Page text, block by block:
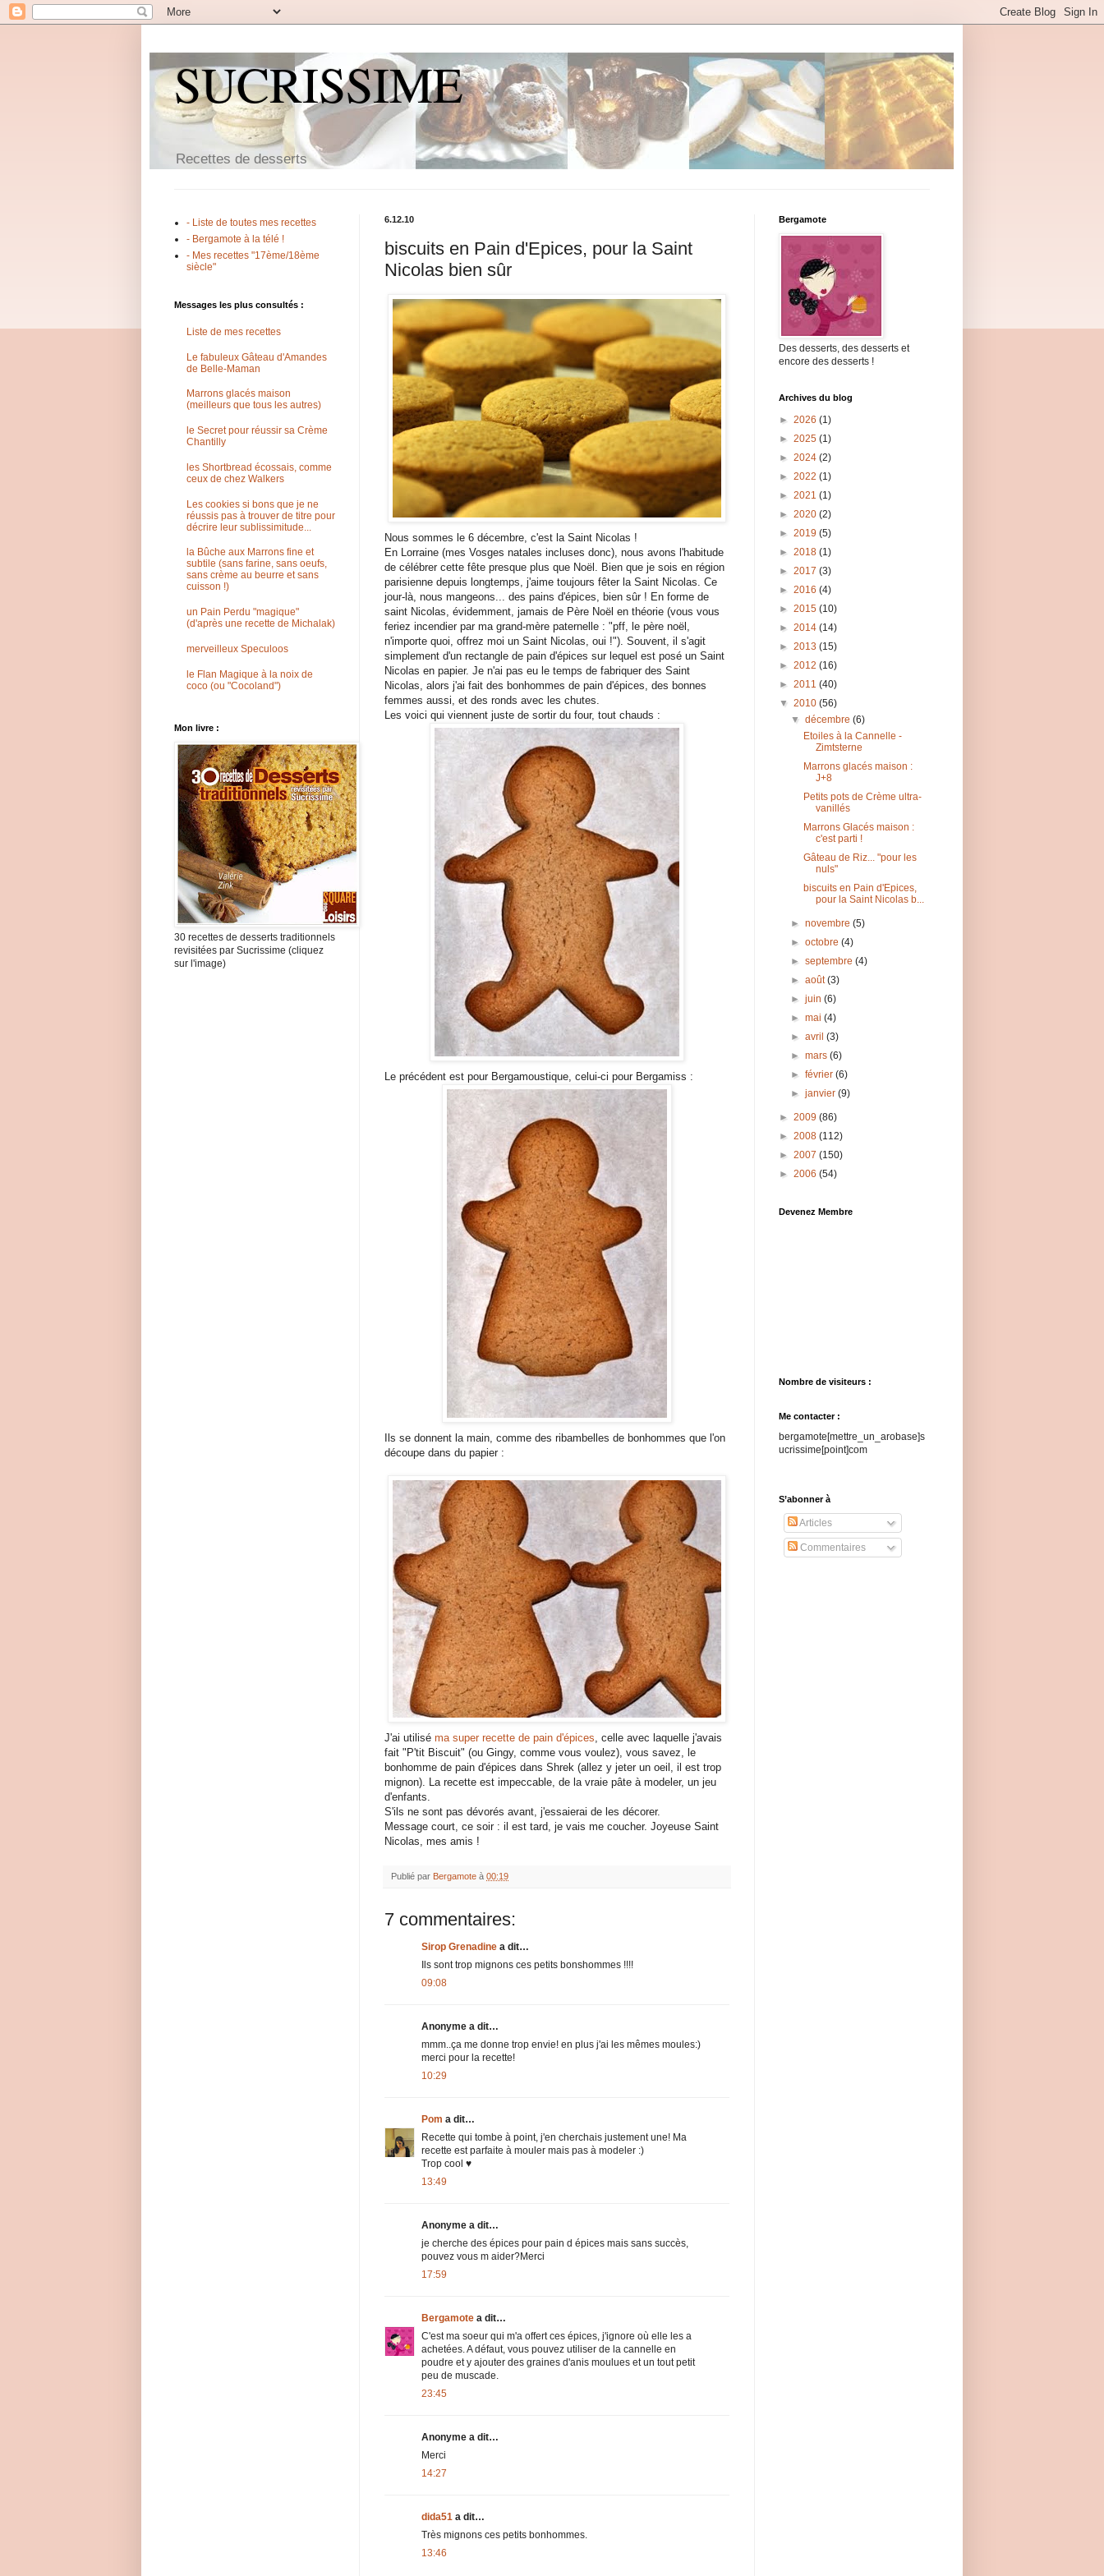
SUCRISSIME
Recettes de desserts
6.12.10
biscuits en Pain d'Epices, pour la Saint
Nicolas bien sûr
Nous sommes le 6 décembre, c'est la Saint Nicolas !
En Lorraine (mes Vosges natales incluses donc), nous avons l'habitude
de célébrer cette fête presque plus que Noël. Bien que je sois en région
parisienne depuis longtemps, j'aime toujours fêter la Saint Nicolas. Ce
jour-là, nous mangeons... des pains d'épices, bien sûr ! En forme de
saint Nicolas, évidemment, jamais de Père Noël en théorie (vous vous
feriez incendier par ma grand-mère paternelle : "pff, le père noël,
n'importe quoi, offrez moi un Saint Nicolas, oui !"). Souvent, il s'agit
simplement d'un rectangle de pain d'épices sur lequel est posé un Saint
Nicolas en papier. Je n'ai pas eu le temps de fabriquer des Saint
Nicolas, alors j'ai fait des bonhommes de pain d'épices, des bonnes
femmes aussi, et des ronds avec les chutes.
Les voici qui viennent juste de sortir du four, tout chauds :
Le précédent est pour Bergamoustique, celui-ci pour Bergamiss :
Ils se donnent la main, comme des ribambelles de bonhommes que l'on
découpe dans du papier :
J'ai utilisé ma super recette de pain d'épices, celle avec laquelle j'avais
fait "P'tit Biscuit" (ou Gingy, comme vous voulez), vous savez, le
bonhomme de pain d'épices dans Shrek (allez y jeter un oeil, il est trop
mignon). La recette est impeccable, de la vraie pâte à modeler, un jeu
d'enfants.
S'ils ne sont pas dévorés avant, j'essaierai de les décorer.
Message court, ce soir : il est tard, je vais me coucher. Joyeuse Saint
Nicolas, mes amis !
Publié par Bergamote à 00:19
7 commentaires:
Sirop Grenadine a dit…
Ils sont trop mignons ces petits bonshommes !!!!
09:08
Anonyme a dit…
mmm..ça me donne trop envie! en plus j'ai les mêmes moules:)
merci pour la recette!
10:29
Pom a dit…
Recette qui tombe à point, j'en cherchais justement une! Ma
recette est parfaite à mouler mais pas à modeler :)
Trop cool ♥
13:49
Anonyme a dit…
je cherche des épices pour pain d épices mais sans succès,
pouvez vous m aider?Merci
17:59
Bergamote a dit…
C'est ma soeur qui m'a offert ces épices, j'ignore où elle les a
achetées. A défaut, vous pouvez utiliser de la cannelle en
poudre et y ajouter des graines d'anis moulues et un tout petit
peu de muscade.
23:45
Anonyme a dit…
Merci
14:27
dida51 a dit…
Très mignons ces petits bonhommes.
13:46
- Liste de toutes mes recettes
- Bergamote à la télé !
- Mes recettes "17ème/18ème
siècle"
Messages les plus consultés :
Liste de mes recettes
Le fabuleux Gâteau d'Amandes
de Belle-Maman
Marrons glacés maison
(meilleurs que tous les autres)
le Secret pour réussir sa Crème
Chantilly
les Shortbread écossais, comme
ceux de chez Walkers
Les cookies si bons que je ne
réussis pas à trouver de titre pour
décrire leur sublissimitude...
la Bûche aux Marrons fine et
subtile (sans farine, sans oeufs,
sans crème au beurre et sans
cuisson !)
un Pain Perdu "magique"
(d'après une recette de Michalak)
merveilleux Speculoos
le Flan Magique à la noix de
coco (ou "Cocoland")
Mon livre :
30 recettes de desserts traditionnels
revisitées par Sucrissime (cliquez
sur l'image)
Bergamote
Des desserts, des desserts et
encore des desserts !
Archives du blog
► 2026 (1)
► 2025 (1)
► 2024 (2)
► 2022 (1)
► 2021 (1)
► 2020 (2)
► 2019 (5)
► 2018 (1)
► 2017 (3)
► 2016 (4)
► 2015 (10)
► 2014 (14)
► 2013 (15)
► 2012 (16)
► 2011 (40)
▼ 2010 (56)
▼décembre(6)
Etoiles à la Cannelle -
Zimtsterne
Marrons glacés maison :
J+8
Petits pots de Crème ultra-
vanillés
Marrons Glacés maison :
c'est parti !
Gâteau de Riz... "pour les
nuls"
biscuits en Pain d'Epices,
pour la Saint Nicolas b...
►novembre(5)
►octobre(4)
►septembre(4)
►août(3)
►juin(6)
►mai(4)
►avril(3)
►mars(6)
►février(6)
►janvier(9)
► 2009 (86)
► 2008 (112)
► 2007 (150)
► 2006 (54)
Devenez Membre
Nombre de visiteurs :
Me contacter :
bergamote[mettre_un_arobase]s
ucrissime[point]com
S’abonner à
Articles
Commentaires